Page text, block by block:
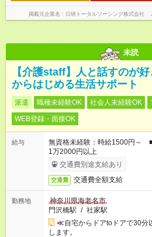
掲載元企業名 日研トータルソーシング株式会社
未読
【介護staff】人と話すのが
からはじめる生活サポート
派遣 職種未経験OK 社会人未経験OK
WEB登録・面接OK
給与
無資格未経験：時給1500円
1万2000円以上
交通費別途支給あり
交通費 交通費全額支給
勤務地
神奈川県海老名市
門沢橋駅 / 社家駅
≪自宅からドアtoドアで30分
します。